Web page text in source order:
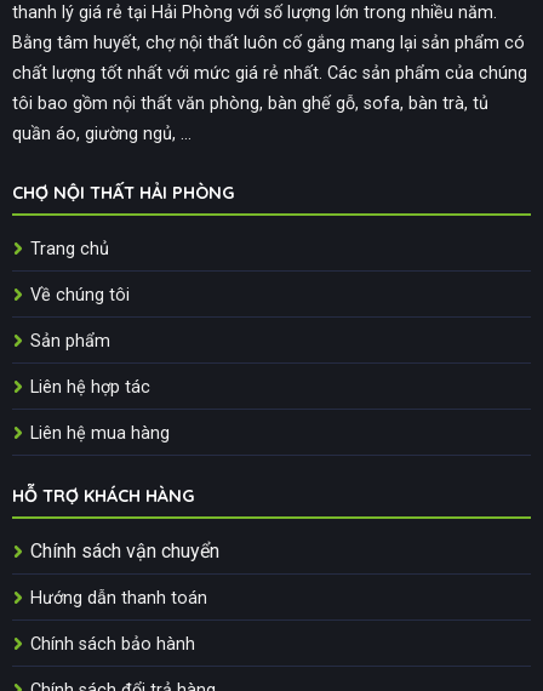
thanh lý giá rẻ tại Hải Phòng với số lượng lớn trong nhiều năm.
Bằng tâm huyết, chợ nội thất luôn cố gắng mang lại sản phẩm có
chất lượng tốt nhất với mức giá rẻ nhất. Các sản phẩm của chúng
tôi bao gồm nội thất văn phòng, bàn ghế gỗ, sofa, bàn trà, tủ
quần áo, giường ngủ, ...
CHỢ NỘI THẤT HẢI PHÒNG
Trang chủ
Về chúng tôi
Sản phẩm
Liên hệ hợp tác
Liên hệ mua hàng
HỖ TRỢ KHÁCH HÀNG
Chính sách vận chuyển
Hướng dẫn thanh toán
Chính sách bảo hành